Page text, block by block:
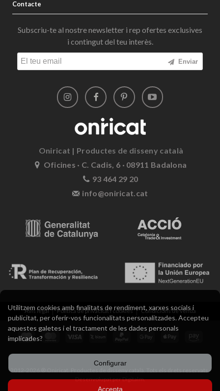
Contacte
Subscriu-te al nostre newsletter i rep ofertes exclusives
i contingut del teu interès.
Enviar
Oniricat | Productes de disseny català
Oficines · C. Cadis, 6 · 08911 Badalona
93 464 29 20
info@oniricat.cat
Avís legal Política de privacitat i cookies Condicions de venda
2012-2026 ® Oniricat. Productes de disseny català. Tots els drets reservats.
Desenvolupat per Digitalm.
Utilitzem cookies amb finalitats de rendiment, xarxes socials i
publicitat, per oferir-vos funcionalitats personalitzades. Accepteu
aquestes galetes i el tractament de les dades personals
implicades?
Configurar
Accepta